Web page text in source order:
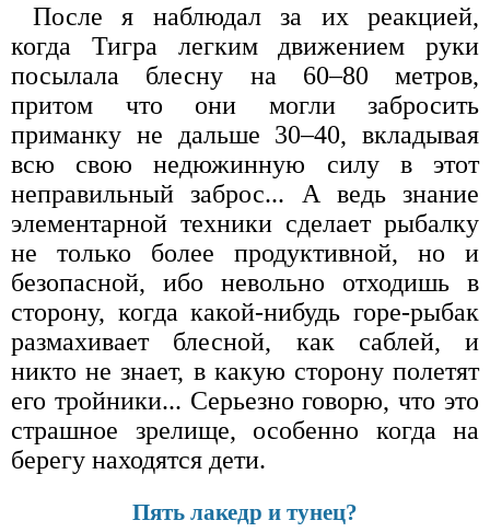
После я наблюдал за их реакцией,
когда Тигра легким движением руки
посылала блесну на 60–80 метров,
притом что они могли забросить
приманку не дальше 30–40, вкладывая
всю свою недюжинную силу в этот
неправильный заброс... А ведь знание
элементарной техники сделает рыбалку
не только более продуктивной, но и
безопасной, ибо невольно отходишь в
сторону, когда какой-нибудь горе-рыбак
размахивает блесной, как саблей, и
никто не знает, в какую сторону полетят
его тройники... Серьезно говорю, что это
страшное зрелище, особенно когда на
берегу находятся дети.
Пять лакедр и тунец?